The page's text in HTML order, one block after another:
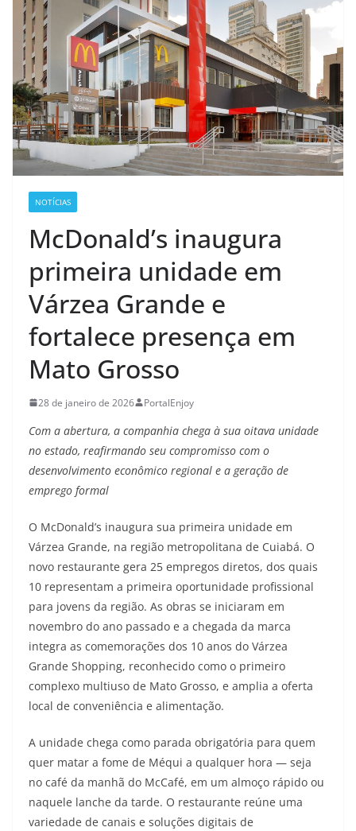
NOTÍCIAS
McDonald’s inaugura
primeira unidade em
Várzea Grande e
fortalece presença em
Mato Grosso
28 de janeiro de 2026 PortalEnjoy
Com a abertura, a companhia chega à sua oitava unidade
no estado, reafirmando seu compromisso com o
desenvolvimento econômico regional e a geração de
emprego formal
O McDonald’s inaugura sua primeira unidade em
Várzea Grande, na região metropolitana de Cuiabá. O
novo restaurante gera 25 empregos diretos, dos quais
10 representam a primeira oportunidade profissional
para jovens da região. As obras se iniciaram em
novembro do ano passado e a chegada da marca
integra as comemorações dos 10 anos do Várzea
Grande Shopping, reconhecido como o primeiro
complexo multiuso de Mato Grosso, e amplia a oferta
local de conveniência e alimentação.
A unidade chega como parada obrigatória para quem
quer matar a fome de Méqui a qualquer hora — seja
no café da manhã do McCafé, em um almoço rápido ou
naquele lanche da tarde. O restaurante reúne uma
variedade de canais e soluções digitais de